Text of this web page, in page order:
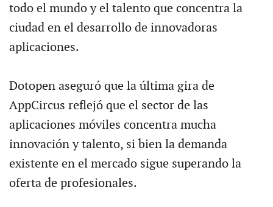
todo el mundo y el talento que concentra la
ciudad en el desarrollo de innovadoras
aplicaciones.
Dotopen aseguró que la última gira de
AppCircus reflejó que el sector de las
aplicaciones móviles concentra mucha
innovación y talento, si bien la demanda
existente en el mercado sigue superando la
oferta de profesionales.